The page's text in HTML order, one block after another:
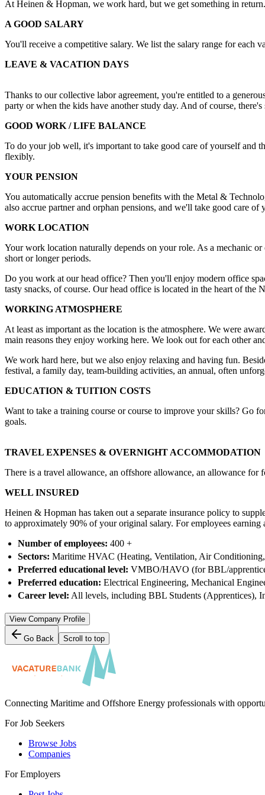
At Heinen & Hopman, we work hard, but we get something in
A GOOD SALARY
You'll receive a competitive salary. We list the salary range for each
LEAVE & VACATION DAYS
Thanks to our collective labor agreement, you're entitled to a
party or when the kids have another study day. And of course,
GOOD WORK / LIFE BALANCE
To do your job well, it's important to take good care of yourself and
flexibly.
YOUR PENSION
You automatically accrue pension benefits with the Metal &
also accrue partner and orphan pensions, and we'll take good care
WORK LOCATION
Your work location naturally depends on your role. As a mechanic
short or longer periods.
Do you work at our head office? Then you'll enjoy modern office
tasty snacks, of course. Our head office is located in the heart of
WORKING ATMOSPHERE
At least as important as the location is the atmosphere. We were
main reasons they enjoy working here. We look out for each other
We work hard here, but we also enjoy relaxing and having fun.
festival, a family day, team-building activities, an annual, often
EDUCATION & TUITION COSTS
Want to take a training course or course to improve your skills? Go
goals.
TRAVEL EXPENSES & OVERNIGHT ACCOMMODATION
There is a travel allowance, an offshore allowance, an allowance
WELL INSURED
Heinen & Hopman has taken out a separate insurance policy to
to approximately 90% of your original salary. For employees
Number of employees: 400 +
Sectors: Maritime HVAC (Heating, Ventilation, Air
Preferred educational level: VMBO/HAVO (for BBL/
Preferred education: Electrical Engineering, Mechanical
Career level: All levels, including BBL Students (Apprentices),
View Company Profile
Go Back Scroll to top
Connecting Maritime and Offshore Energy professionals with
For Job Seekers
Browse Jobs
Companies
For Employers